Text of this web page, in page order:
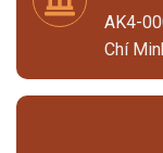
AK4-
Chí